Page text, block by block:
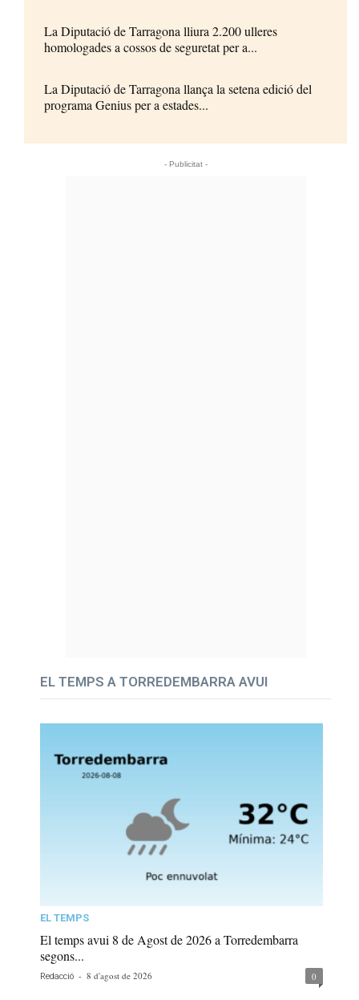
La Diputació de Tarragona lliura 2.200 ulleres
homologades a cossos de seguretat per a...
La Diputació de Tarragona llança la setena edició del
programa Genius per a estades...
- Publicitat -
EL TEMPS A TORREDEMBARRA AVUI
EL TEMPS
El temps avui 8 de Agost de 2026 a Torredembarra
segons...
Redacció - 8 d'agost de 2026 0